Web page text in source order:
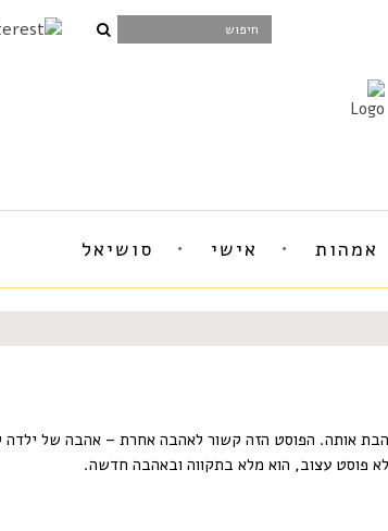
אמהות אישי סושיאל
אותה. הפוסט הזה קשור לאהבה אחרת – אהבה של
לא פוסט עצוב, הוא מלא בתקווה ובאהבה חדשה.